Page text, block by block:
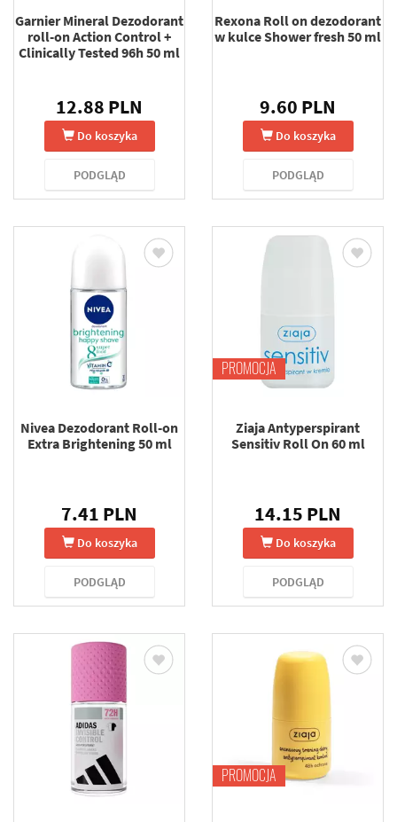
Garnier Mineral Dezodorant
roll-on Action Control +
Clinically Tested 96h 50 ml
12.88 PLN
Do koszyka
PODGLĄD
Rexona Roll on dezodorant
w kulce Shower fresh 50 ml
9.60 PLN
Do koszyka
PODGLĄD
Nivea Dezodorant Roll-on
Extra Brightening 50 ml
7.41 PLN
Do koszyka
PODGLĄD
PROMOCJA
Ziaja Antyperspirant
Sensitiv Roll On 60 ml
14.15 PLN
Do koszyka
PODGLĄD
PROMOCJA